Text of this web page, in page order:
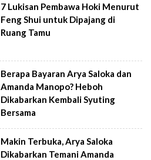
7 Lukisan Pembawa Hoki Menurut
Feng Shui untuk Dipajang di
Ruang Tamu
Berapa Bayaran Arya Saloka dan
Amanda Manopo? Heboh
Dikabarkan Kembali Syuting
Bersama
Makin Terbuka, Arya Saloka
Dikabarkan Temani Amanda